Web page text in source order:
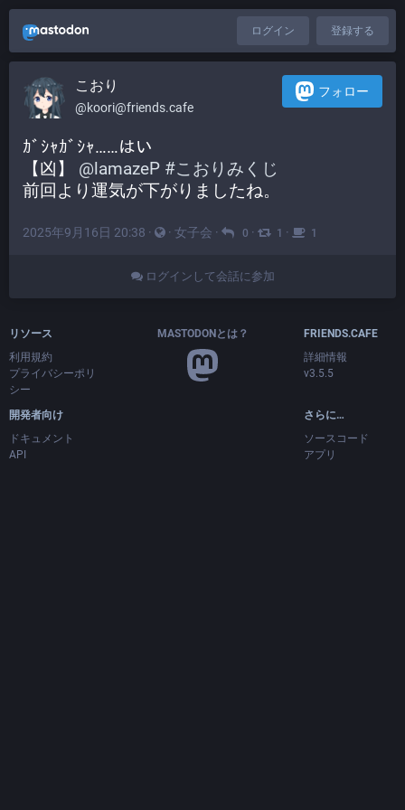
ログイン 登録する
こおり
@koori@friends.cafe
フォロー
ｶﾞｼｬｶﾞｼｬ……はい
【凶】 @lamazeP #こおりみくじ
前回より運気が下がりましたね。
2025年9月16日 20:38 · · 女子会 · 0 · 1 · 1
ログインして会話に参加
リソース
利用規約
プライバシーポリ
シー
開発者向け
ドキュメント
API
MASTODONとは？
FRIENDS.CAFE
詳細情報
v3.5.5
さらに…
ソースコード
アプリ